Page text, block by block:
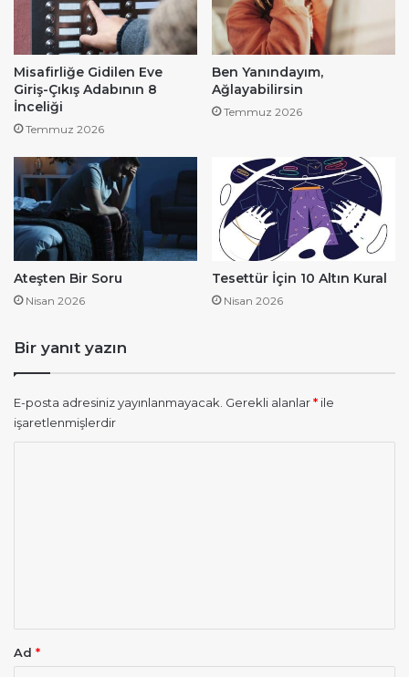
Misafirliğe Gidilen Eve
Giriş-Çıkış Adabının 8
İnceliği
Temmuz 2026
Ben Yanındayım,
Ağlayabilirsin
Temmuz 2026
Ateşten Bir Soru
Nisan 2026
Tesettür İçin 10 Altın Kural
Nisan 2026
Bir yanıt yazın
E-posta adresiniz yayınlanmayacak. Gerekli alanlar* ile
işaretlenmişlerdir
Ad *